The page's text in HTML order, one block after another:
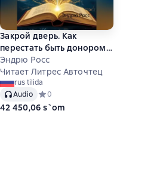
Закрой дверь. Как
перестать быть донором
для окружения. Научный
подход.
Эндрю Росс
Читает Литрес Авточтец
rus tilida
Audio
Средний рейтинг 0 на основе 0
0
42 450,06 s`om